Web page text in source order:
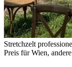
Stretchzelt
Preis für Wien,